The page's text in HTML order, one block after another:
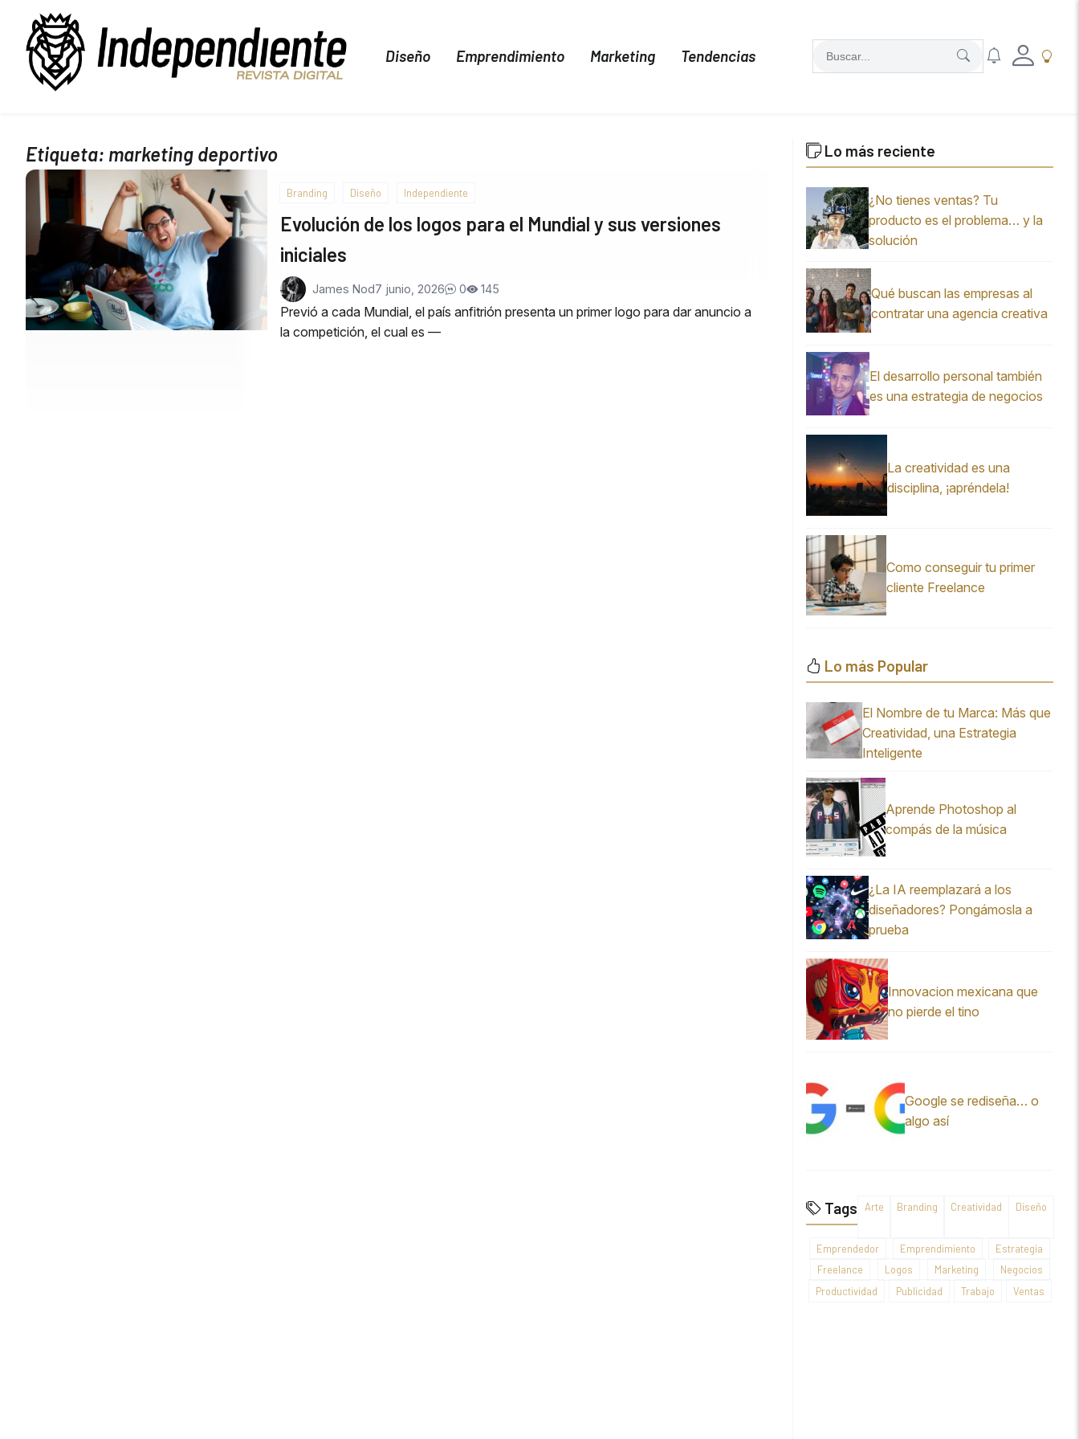
Diseño Emprendimiento Marketing Tendencias
Etiqueta: marketing deportivo
Branding Diseño Independiente
Evolución de los logos para el Mundial y sus versiones
iniciales
James Nod7 junio, 2026 0 145
Previó a cada Mundial, el país anfitrión presenta un primer logo para dar anuncio a
la competición, el cual es —
Lo más reciente
¿No tienes ventas? Tu
producto es el problema… y la
solución
Qué buscan las empresas al
contratar una agencia creativa
El desarrollo personal también
es una estrategia de negocios
La creatividad es una
disciplina, ¡apréndela!
Como conseguir tu primer
cliente Freelance
Lo más Popular
El Nombre de tu Marca: Más que
Creatividad, una Estrategia
Inteligente
Aprende Photoshop al
compás de la música
¿La IA reemplazará a los
diseñadores? Pongámosla a
prueba
Innovacion mexicana que
no pierde el tino
Google se rediseña… o
algo así
Tags Arte Branding Creatividad Diseño
Emprendedor Emprendimiento
Estrategia
Freelance
Logos Marketing
Negocios
Productividad
Publicidad Trabajo Ventas